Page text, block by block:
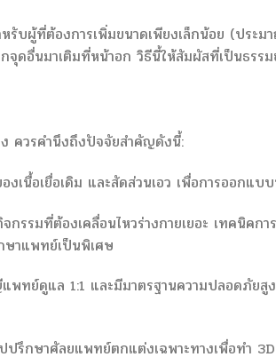
บผู้ที่ต้องการเพิ่มขนาดเพียงเล็กน้อย (ประ
ดอื่นมาเติมที่หน้าอก วิธีนี้ให้สัมผัสที่เป็นธรรม
ควรคำนึงถึงปัจจัยสำคัญดังนี้:
เนื้อเยื่อเดิม และสัดส่วนเอว เพื่อการออกแบ
รมที่ต้องเคลื่อนไหวร่างกายเยอะ เทคนิคกา
ษาแพทย์เป็นพิเศษ
ทย์ดูแล 1:1 และมีมาตรฐานความปลอดภัยสู
ปรึกษาศัลยแพทย์ตกแต่งเฉพาะทางเพื่อทำ